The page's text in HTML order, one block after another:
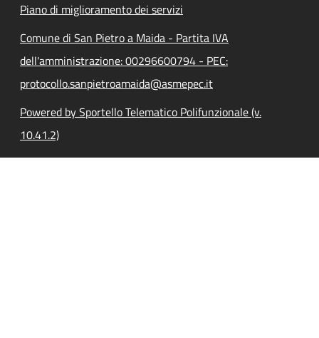
Piano di miglioramento dei servizi
Comune di San Pietro a Maida - Partita IVA
dell'amministrazione: 00296600794 - PEC:
protocollo.sanpietroamaida@asmepec.it
Powered by Sportello Telematico Polifunzionale (v.
10.41.2)